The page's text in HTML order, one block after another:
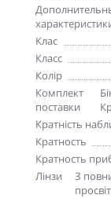
Клас
Класс
Колір
Комплект
поставки
Кратність
Кратность
Кратность
Лінзи
З